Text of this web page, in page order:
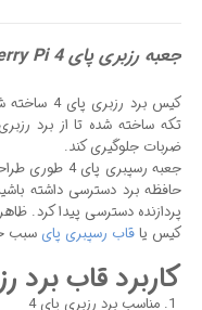
جعبه رزبری پای Raspberry Pi 4
ضربات جلوگیری کند.
جعبه رسپبری
حافظه برد دسترسی داشته
پردازنده دسترسی پیدا کرد.
کیس یاقاب رسپبری پای سبب
کاربرد قاب برد
مناسب برد رزبری پای 4